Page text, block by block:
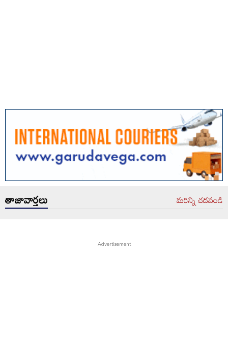
తాజావార్తలు మరిన్ని చదవండి